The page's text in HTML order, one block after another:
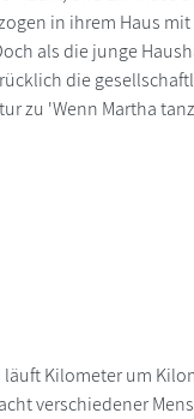
in ihrem Haus
als die junge
die
zu 'Wenn Martha
Kilometer um
verschiedener